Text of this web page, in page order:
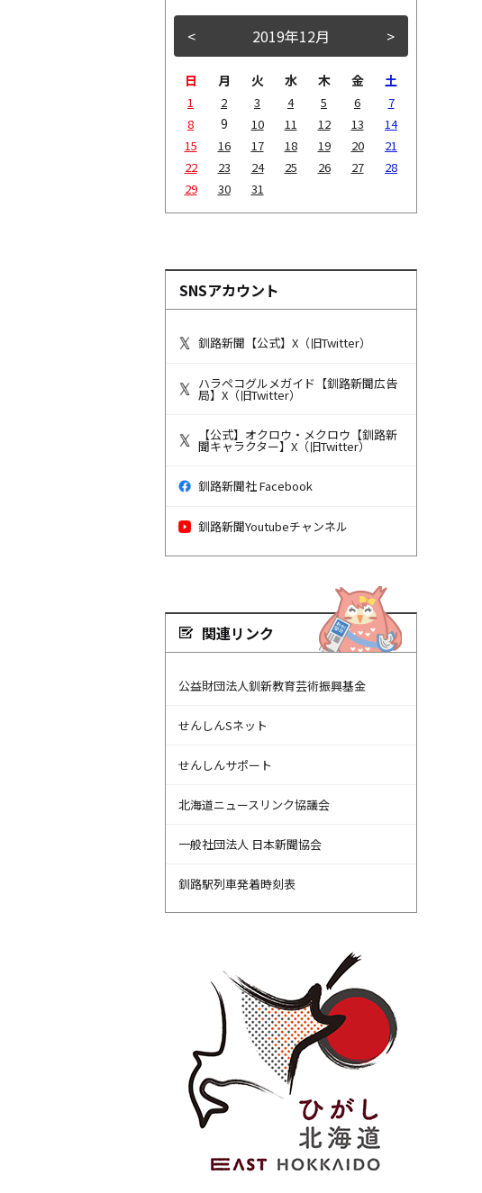
< >
2019年12月
日 月 火 水 木 金 土
1 2 3 4 5 6
7
8
9 10 11 12 13
14
15
16 17 18 19 20
21
22
23 24 25 26 27
28
29
30 31
SNSアカウント
釧路新聞【公式】X（旧Twitter）
ハラペコグルメガイド【釧路新聞広告
局】X（旧Twitter）
【公式】オクロウ・メクロウ【釧路新
聞キャラクター】X（旧Twitter）
釧路新聞社 Facebook
釧路新聞Youtubeチャンネル
関連リンク
公益財団法人釧新教育芸術振興基金
せんしんSネット
せんしんサポート
北海道ニュースリンク協議会
一般社団法人 日本新聞協会
釧路駅列車発着時刻表